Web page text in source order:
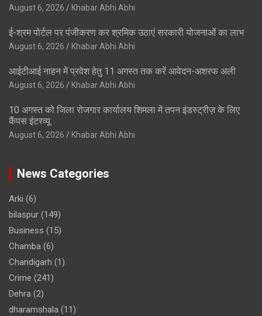
August 6, 2026 Khabar Abhi Abhi
ई-श्रम पोर्टल पर पंजीकरण कर श्रमिक उठाएं सरकारी योजनाओं का लाभ
August 6, 2026 Khabar Abhi Abhi
आईटीआई नाहन में प्रवेश हेतु 11 अगस्त तक करें आवेदन-अशरफ अली
August 6, 2026 Khabar Abhi Abhi
10 अगस्त को जिला रोजगार कार्यालय शिमला में तपन इंडस्ट्रीज़ के लिए
कैंपस इंटरव्यू
August 6, 2026 Khabar Abhi Abhi
News Categories
Arki (6)
bilaspur (149)
Business (15)
Chamba (6)
Chandigarh (1)
Crime (241)
Dehra (2)
dharamshala (11)